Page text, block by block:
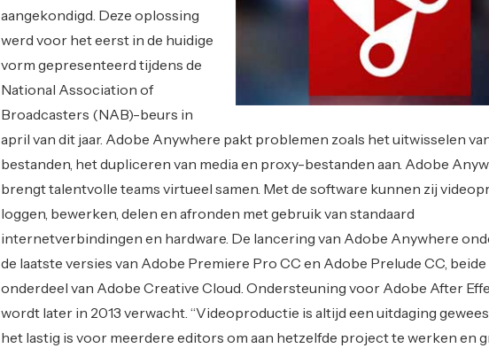
aangekondigd. Deze oplossing
werd voor het eerst in de huidige
vorm gepresenteerd tijdens de
National Association of
Broadcasters (NAB)-beurs in
april van dit jaar. Adobe Anywhere pakt problemen zoals het uitwisselen
bestanden, het dupliceren van media en proxy-bestanden aan. Adobe
brengt talentvolle teams virtueel samen. Met de software kunnen zij
loggen, bewerken, delen en afronden met gebruik van standaard
internetverbindingen en hardware. De lancering van Adobe Anywhere
de laatste versies van Adobe Premiere Pro CC en Adobe Prelude CC, beide
onderdeel van Adobe Creative Cloud. Ondersteuning voor Adobe After
wordt later in 2013 verwacht. “Videoproductie is altijd een uitdaging
het lastig is voor meerdere editors om aan hetzelfde project te werken en